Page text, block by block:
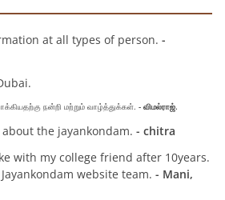
at all types of person. -
நன்றி மற்றும் வாழ்த்துக்கள். - விமல்ராஜ்.
the jayankondam. - chitra
with my college friend after 10years.
website team. - Mani,